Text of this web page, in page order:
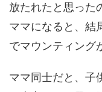
放たれたと思った
ママになると、結
でマウンティング
ママ同士だと、子